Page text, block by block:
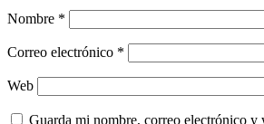
Nombre *
Correo electrónico *
Web
Guarda mi nombre, correo electrónico y